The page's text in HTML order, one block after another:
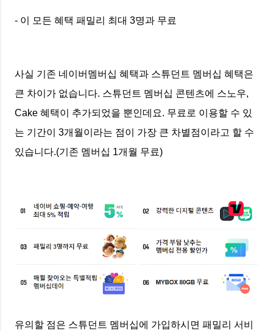
- 이 모든 혜택 패밀리 최대 3명과 무료
사실 기존 네이버멤버십 혜택과 스튜던트 멤버십 혜택은
큰 차이가 없습니다. 스튜던트 멤버십 콘텐츠에 스노우,
Cake 혜택이 추가되었을 뿐인데요. 무료로 이용할 수 있
는 기간이 3개월이라는 점이 가장 큰 차별점이라고 할 수
있습니다.(기존 멤버십 1개월 무료)
유의할 점은 스튜던트 멤버십에 가입하시면 패밀리 서비